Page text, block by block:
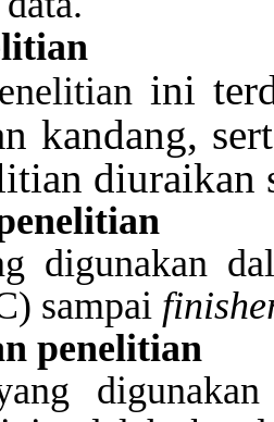
ini
kandang,
diuraikan
digunakan
sampai
penelitian